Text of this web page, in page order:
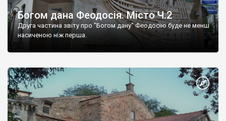
Богом дана Феодосія. Місто Ч.2
Друга частина звіту про "Богом дану" Феодосію буде не менш
насиченою ніж перша.